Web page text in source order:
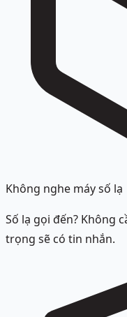
Không nghe máy số lạ
Số lạ gọi đến? Không
trọng sẽ có tin nhắn.